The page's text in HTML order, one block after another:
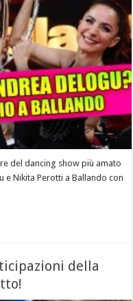
del dancing show più amato
e Nikita Perotti a Ballando con
della